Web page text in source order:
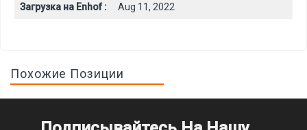
Загрузка на Enhof : Aug 11, 2022
Похожие Позиции